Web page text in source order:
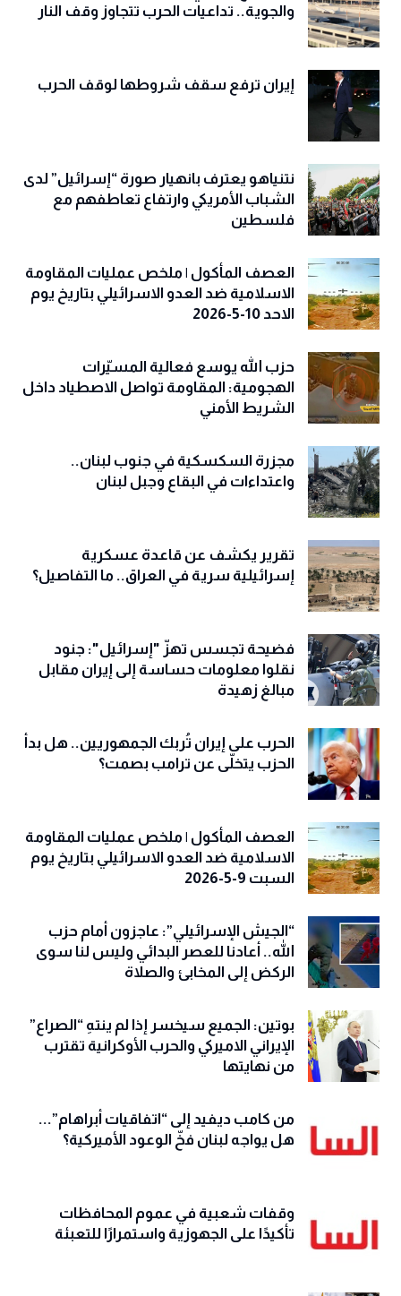
والجوية.. تداعيات الحرب تتجاوز وقف النار
إيران ترفع سقف شروطها لوقف الحرب
نتنياهو يعترف بانهيار صورة “إسرائيل” لدى
الشباب الأمريكي وارتفاع تعاطفهم مع
فلسطين
العصف المأكول | ملخص عمليات المقاومة
الاسلامية ضد العدو الاسرائيلي بتاريخ يوم
الاحد 10-5-2026
حزب الله يوسع فعالية المسيّرات
الهجومية: المقاومة تواصل الاصطياد داخل
الشريط الأمني
مجزرة السكسكية في جنوب لبنان..
واعتداءات في البقاع وجبل لبنان
تقرير يكشف عن قاعدة عسكرية
إسرائيلية سرية في العراق.. ما التفاصيل؟
فضيحة تجسس تهزّ "إسرائيل": جنود
نقلوا معلومات حساسة إلى إيران مقابل
مبالغ زهيدة
الحرب على إيران تُربك الجمهوريين.. هل بدأ
الحزب يتخلّى عن ترامب بصمت؟
العصف المأكول | ملخص عمليات المقاومة
الاسلامية ضد العدو الاسرائيلي بتاريخ يوم
السبت 9-5-2026
“الجيش الإسرائيلي”: عاجزون أمام حزب
الله.. أعادنا للعصر البدائي وليس لنا سوى
الركض إلى المخابئ والصلاة
بوتين: الجميع سيخسر إذا لم ينتهِ “الصراع”
الإيراني الاميركي والحرب الأوكرانية تقترب
من نهايتها
من كامب ديفيد إلى “اتفاقيات أبراهام”...
هل يواجه لبنان فخّ الوعود الأميركية؟
وقفات شعبية في عموم المحافظات
تأكيدًا على الجهوزية واستمرارًا للتعبئة